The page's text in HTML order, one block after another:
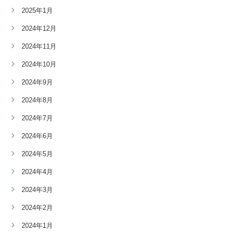
2025年1月
2024年12月
2024年11月
2024年10月
2024年9月
2024年8月
2024年7月
2024年6月
2024年5月
2024年4月
2024年3月
2024年2月
2024年1月